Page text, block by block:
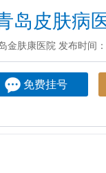
岛皮肤病
金肤康医院 发布时间
免费挂号